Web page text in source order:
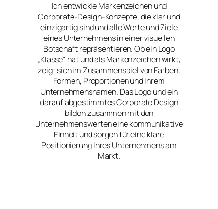
Ich entwickle Markenzeichen und
Corporate-Design-Konzepte, die klar und
einzigartig sind und alle Werte und Ziele
eines Unternehmens in einer visuellen
Botschaft repräsentieren. Ob ein Logo
„Klasse“ hat und als Markenzeichen wirkt,
zeigt sich im Zusammenspiel von Farben,
Formen, Proportionen und Ihrem
Unternehmensnamen. Das Logo und ein
darauf abgestimmtes Corporate Design
bilden zusammen mit den
Unternehmenswerten eine kommunikative
Einheit und sorgen für eine klare
Positionierung Ihres Unternehmens am
Markt.